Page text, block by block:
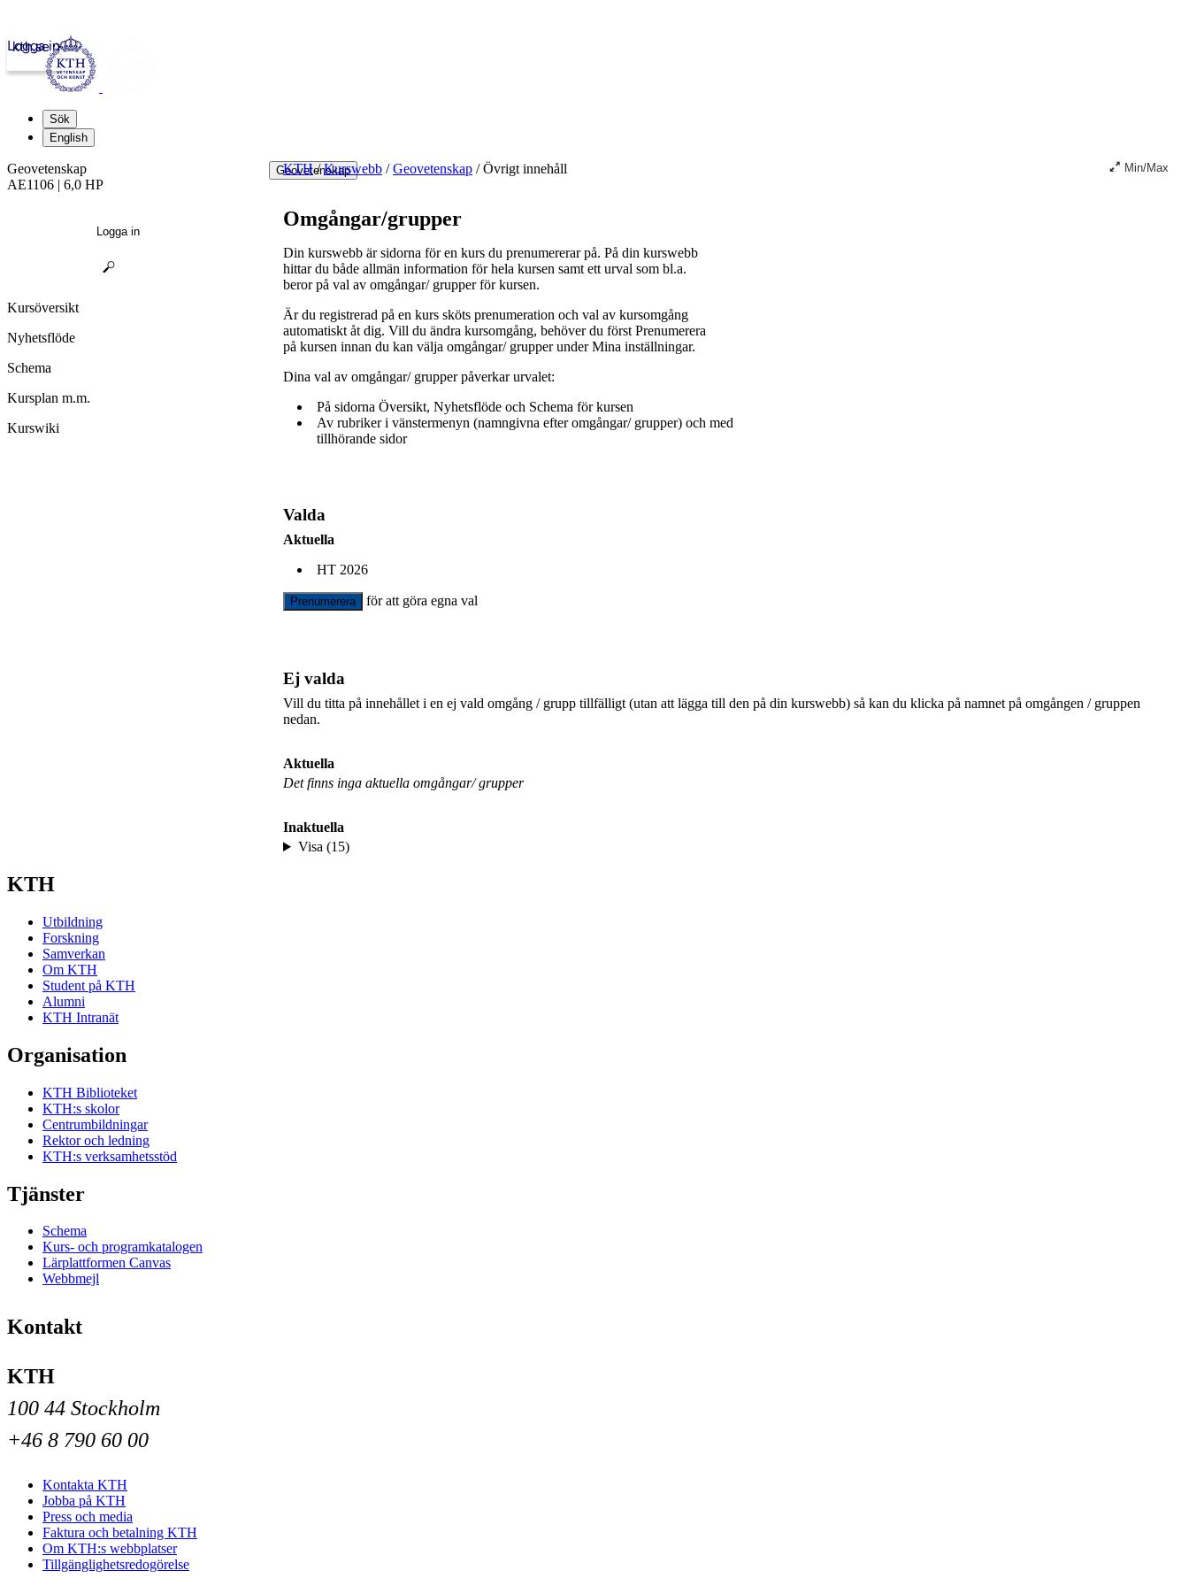
kth.se
Logga in
Sök
English
Geovetenskap
KTH / Kurswebb / Geovetenskap /Övrigt innehåll Min/Max
Omgångar/grupper
Din kurswebb är sidorna för en kurs du prenumererar på. På din kurswebb
hittar du både allmän information för hela kursen samt ett urval som bl.a.
beror på val av omgångar/ grupper för kursen.
Är du registrerad på en kurs sköts prenumeration och val av kursomgång
automatiskt åt dig. Vill du ändra kursomgång, behöver du först Prenumerera
på kursen innan du kan välja omgångar/ grupper under Mina inställningar.
Dina val av omgångar/ grupper påverkar urvalet:
På sidorna Översikt, Nyhetsflöde och Schema för kursen
Av rubriker i vänstermenyn (namngivna efter omgångar/ grupper) och med
tillhörande sidor
Valda
Aktuella
HT 2026
Prenumerera för att göra egna val
Ej valda
Vill du titta på innehållet i en ej vald omgång / grupp tillfälligt (utan att lägga till den på din kurswebb) så kan du klicka på namnet på omgången / gruppen
nedan.
Aktuella
Det finns inga aktuella omgångar/ grupper
Inaktuella
Visa (15)
Geovetenskap
AE1106 | 6,0 HP
Logga in
Kursöversikt
Nyhetsflöde
Schema
Kursplan m.m.
Kurswiki
KTH
Utbildning
Forskning
Samverkan
Om KTH
Student på KTH
Alumni
KTH Intranät
Organisation
KTH Biblioteket
KTH:s skolor
Centrumbildningar
Rektor och ledning
KTH:s verksamhetsstöd
Tjänster
Schema
Kurs- och programkatalogen
Lärplattformen Canvas
Webbmejl
Kontakt
KTH
100 44 Stockholm
+46 8 790 60 00
Kontakta KTH
Jobba på KTH
Press och media
Faktura och betalning KTH
Om KTH:s webbplatser
Tillgänglighetsredogörelse